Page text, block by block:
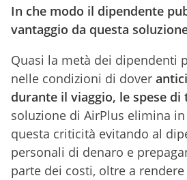
In che modo il dipendente
vantaggio da questa
Quasi la metà dei dipendenti
nelle condizioni di dover
durante il viaggio, le spese di
soluzione di AirPlus elimina
questa criticità evitando al
personali di denaro e
parte dei costi, oltre a